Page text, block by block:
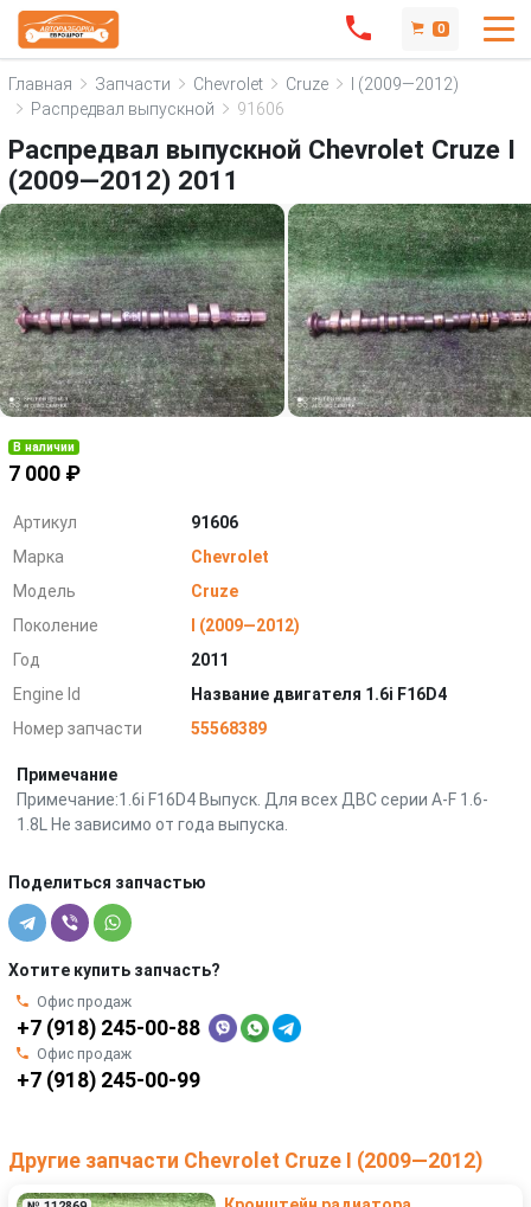
0
Главная Запчасти Chevrolet Cruze
I (2009—2012)
Распредвал выпускной
91606
Распредвал выпускной Chevrolet Cruze I
(2009—2012) 2011
В наличии
7 000 ₽
Артикул
91606
Марка
Chevrolet
Модель
Cruze
Поколение
I (2009—2012)
Год
2011
Engine Id
Название двигателя 1.6i F16D4
Номер запчасти
55568389
Примечание
Примечание:1.6i F16D4 Выпуск. Для всех ДВС серии A-F 1.6-
1.8L Не зависимо от года выпуска.
Поделиться запчастью
Хотите купить запчасть?
Офис продаж
+7 (918) 245-00-88
Офис продаж
+7 (918) 245-00-99
Другие запчасти Chevrolet Cruze I (2009—2012)